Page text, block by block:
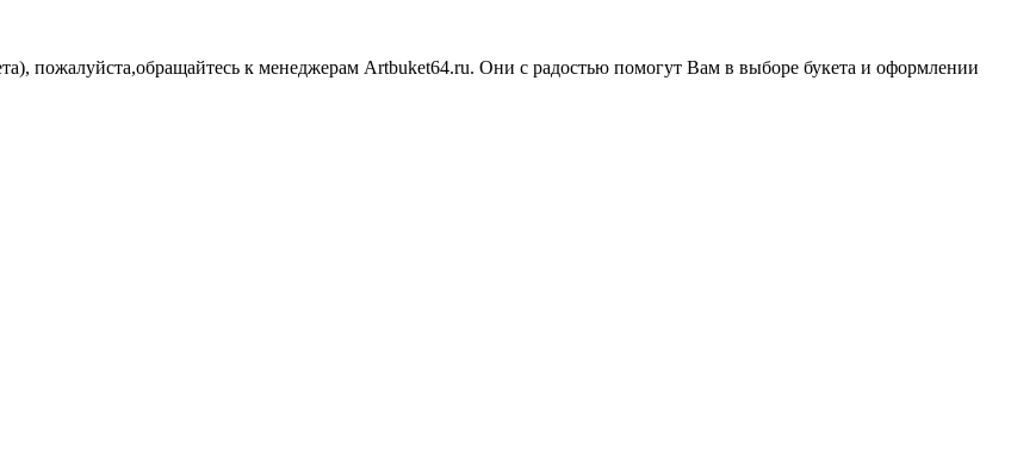
пожалуйста,обращайтесь к менеджерам Artbuket64.ru. Они с радостью помогут Вам в выборе букета и оформлении